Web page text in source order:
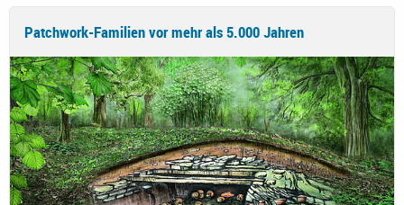
Patchwork-Familien vor mehr als 5.000 Jahren